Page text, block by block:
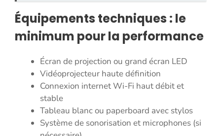
Équipements techniques : le
minimum pour la performance
Écran de projection ou grand écran LED
Vidéoprojecteur haute définition
Connexion internet Wi-Fi haut débit et
stable
Tableau blanc ou paperboard avec stylos
Système de sonorisation et microphones (si